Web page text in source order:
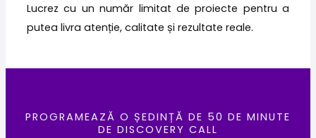
Lucrez cu un număr limitat de proiecte pentru a
putea livra atenție, calitate și rezultate reale.
PROGRAMEAZĂ O ȘEDINȚĂ DE 50 DE MINUTE
DE DISCOVERY CALL